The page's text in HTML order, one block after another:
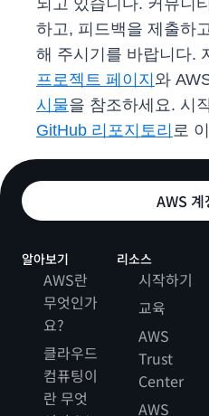
되고 있습니다. 커뮤니
하고, 피드백을 제출하
해 주시기를 바랍니다.
프로젝트 페이지 와
시물을 참조하세요. 시
GitHub 리포지토리 로
AWS 계
알아보기
AWS란
무엇인가
요?
클라우드
컴퓨팅이
란 무엇
리소스
시작하기
교육
AWS
Trust
Center
AWS